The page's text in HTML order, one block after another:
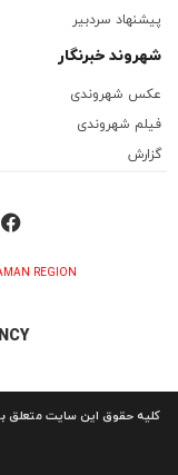
پیشنهاد سردبیر
شهروند خبرنگار
عکس شهروندی
فیلم شهروندی
گزارش
REGION
کلیه حقوق این سایت متعلق